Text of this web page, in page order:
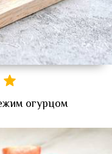
огурцом